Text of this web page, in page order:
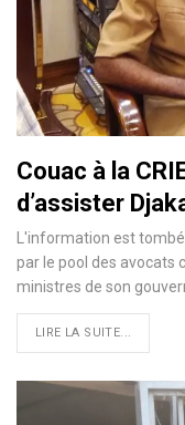
Couac à la
d’assister
L'information est
par le pool des avocats
ministres de son
LIRE LA SUITE...